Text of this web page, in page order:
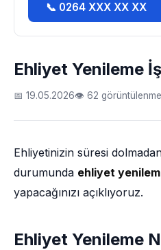
Ehliyet Yenileme
📅 19.05.2026👁 62 görüntülenme
Ehliyetinizin süresi
durumunda ehliyet
yapacağınızı açıklıyoruz.
Ehliyet Yenileme
📞 0264 XXX XX XX